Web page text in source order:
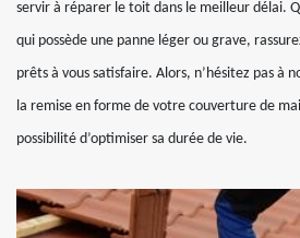
servir à réparer le toit dans le meilleur délai.
qui possède une panne léger ou grave,
prêts à vous satisfaire. Alors, n’hésitez pas à
la remise en forme de votre couverture de
possibilité d’optimiser sa durée de vie.